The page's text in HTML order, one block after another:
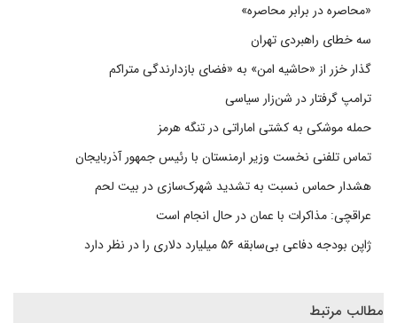
«محاصره در برابر محاصره»
سه خطای راهبردی تهران
گذار خزر از «حاشیه امن» به «فضای بازدارندگی متراکم
ترامپ گرفتار در شن‌زار سیاسی
حمله موشکی به کشتی اماراتی در تنگه هرمز
تماس تلفنی نخست وزیر ارمنستان با رئیس جمهور آذربایجان
هشدار حماس نسبت به تشدید شهرک‌سازی در بیت‌ لحم
عراقچی: مذاکرات با عمان در حال انجام است
ژاپن بودجه دفاعی بی‌سابقه ۵۶ میلیارد دلاری را در نظر دارد
مطالب مرتبط